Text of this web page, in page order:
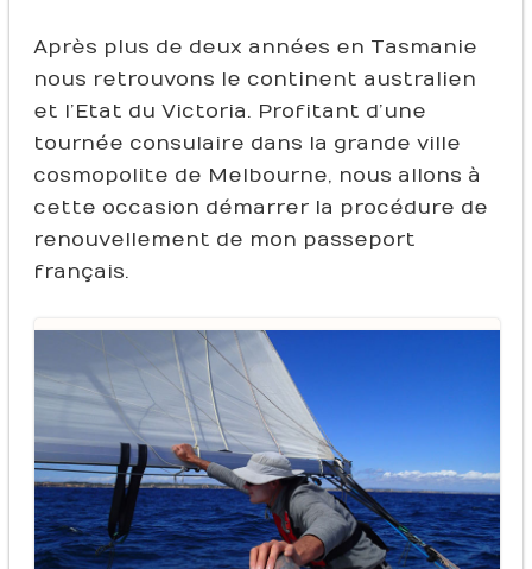
Après plus de deux années en Tasmanie
nous retrouvons le continent australien
et l’Etat du Victoria. Profitant d’une
tournée consulaire dans la grande ville
cosmopolite de Melbourne, nous allons à
cette occasion démarrer la procédure de
renouvellement de mon passeport
français.